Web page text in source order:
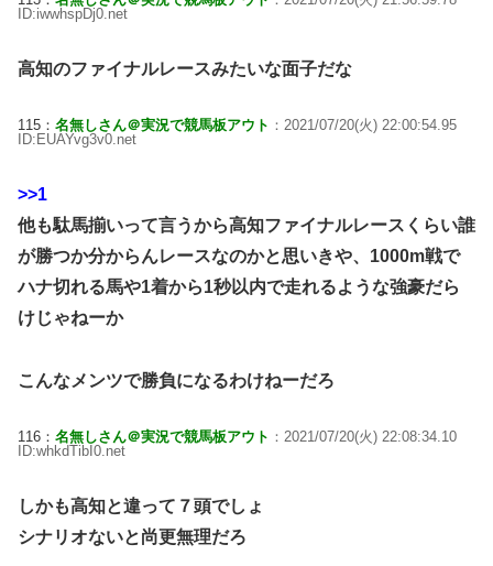
ID:iwwhspDj0.net
高知のファイナルレースみたいな面子だな
115： 名無しさん＠実況で競馬板アウト ：2021/07/20(火) 22:00:54.95
ID:EUAYvg3v0.net
>>1
他も駄馬揃いって言うから高知ファイナルレースくらい誰
が勝つか分からんレースなのかと思いきや、1000m戦で
ハナ切れる馬や1着から1秒以内で走れるような強豪だら
けじゃねーか
こんなメンツで勝負になるわけねーだろ
116： 名無しさん＠実況で競馬板アウト ：2021/07/20(火) 22:08:34.10
ID:whkdTibI0.net
しかも高知と違って７頭でしょ
シナリオないと尚更無理だろ